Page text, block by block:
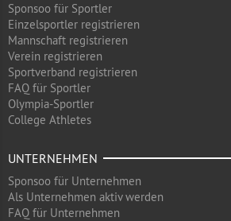
Sponsoo für Sportler
Einzelsportler registrieren
Mannschaft registrieren
Verein registrieren
Sportverband registrieren
FAQ für Sportler
Olympia-Sportler
College Athletes
UNTERNEHMEN
Sponsoo für Unternehmen
Als Unternehmen aktiv werden
FAQ für Unternehmen